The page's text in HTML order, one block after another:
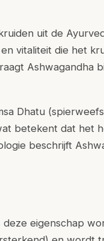
uit de
vitaliteit die het
Ashwagandha
Dhatu
betekent dat het
beschrijft
eigenschap